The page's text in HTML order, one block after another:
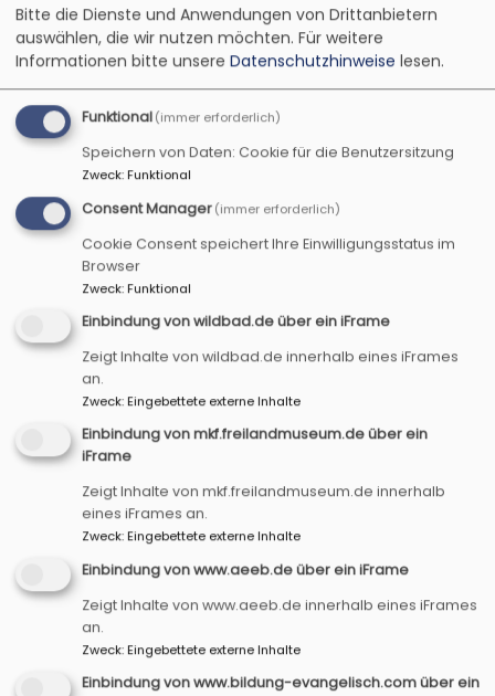
christlicher Verbundenheit sein? Dann sei dabei
beim Projekt Landesgartenschau 2027 und
Begegnung und Verbindung!
Unter dem Motto#heilsam verbundengestalten
wir als Kirchen, christliche Gruppen und Vereine
gemeinsam einen Ort im Kurparkgelände der
Landesgartenschau.
158 Ehrenamtliche müssen dabei sein, damit wir
an unserem Ort der Kirche auf gute Weise mit
den Besucher*innen der Landesgartenschau in
Verbindung kommen können. Denn die
Landesgartenschau geht vom 29. April bis 3.
Oktober 2027, d.h. jeder und jede wäre dann
durchschnittlich an vier Tagen für 3 Stunden
(oder an zwei Tagen für 6 Stunden) im Einsatz -
und das eben mindestens zu zweit im Team.
Das ist ganz schön viel - von daher hoffen wir,
dass manche so richtig Feuer fangen und gerne
noch viel öfter dabei sein und das Gesicht der
Kirche sein wollen. An den Einsatztagen ist der
Eintritt dann selbstverständlich frei!
Wir hoffen, Dich bei derInfoveranstaltungam
Bitte die Dienste und Anwendungen von Drittanbietern
auswählen, die wir nutzen möchten. Für weitere
Informationen bitte unsere Datenschutzhinweise lesen.
Funktional(immer erforderlich)
Speichern von Daten: Cookie für die Benutzersitzung
Zweck:Funktional
Consent Manager(immer erforderlich)
Cookie Consent speichert Ihre Einwilligungsstatus im
Browser
Zweck:Funktional
Einbindung von wildbad.de über ein iFrame
Zeigt Inhalte von wildbad.de innerhalb eines iFrames
an.
Zweck:Eingebettete externe Inhalte
Einbindung von mkf.freilandmuseum.de über ein
iFrame
Zeigt Inhalte von mkf.freilandmuseum.de innerhalb
eines iFrames an.
Zweck:Eingebettete externe Inhalte
Einbindung von www.aeeb.de über ein iFrame
Zeigt Inhalte von www.aeeb.de innerhalb eines iFrames
an.
Zweck:Eingebettete externe Inhalte
Einbindung von www.bildung-evangelisch.com über ein